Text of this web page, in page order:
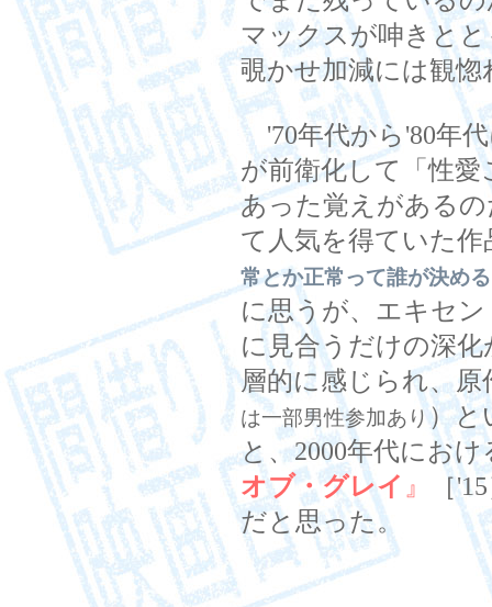
マックスが呻きと
覗かせ加減には観
'70年代から'80年
が前衛化して「性
あった覚えがある
て人気を得ていた
常とか正常って誰が決め
に思うが、エキセ
に見合うだけの深
層的に感じられ、原
は一部男性参加あり ）と
と、2000年代におけ
オブ・グレイ 』
［
だと思った。